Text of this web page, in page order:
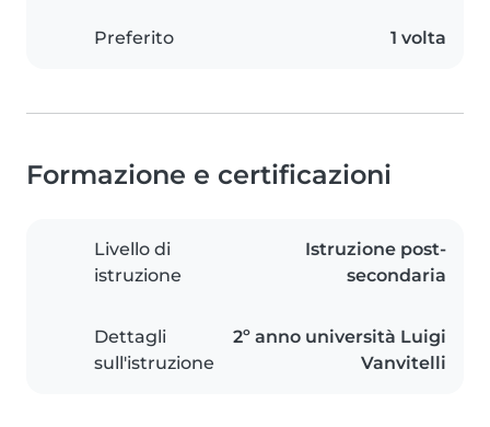
Preferito 1 volta
Formazione e certificazioni
Livello di
istruzione
Istruzione post-
secondaria
Dettagli
sull'istruzione
2º anno università Luigi
Vanvitelli